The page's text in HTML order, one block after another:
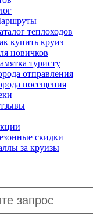
теплоходов
купить круиз
новичков
туристу
отправления
посещения
скидки
за круизы